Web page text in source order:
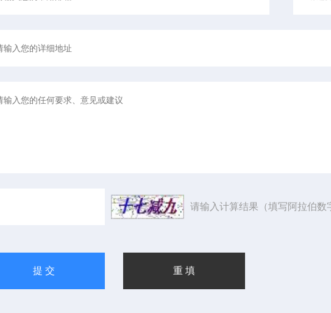
请输入计算结果（填写阿拉伯数